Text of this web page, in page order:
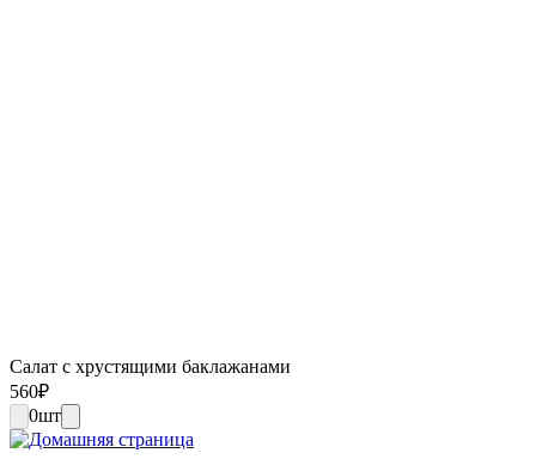
Салат с хрустящими баклажанами
560₽
0шт